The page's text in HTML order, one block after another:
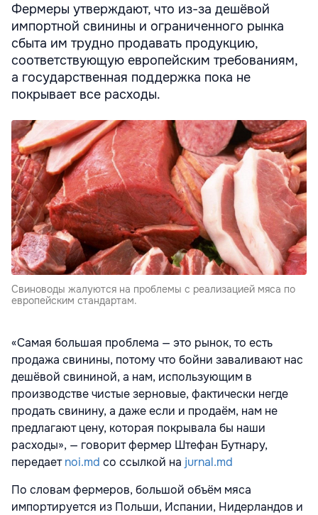
Фермеры утверждают, что из-за дешёвой
импортной свинины и ограниченного рынка
сбыта им трудно продавать продукцию,
соответствующую европейским требованиям,
а государственная поддержка пока не
покрывает все расходы.
Свиноводы жалуются на проблемы с реализацией мяса по
европейским стандартам.
«Самая большая проблема — это рынок, то есть
продажа свинины, потому что бойни заваливают нас
дешёвой свининой, а нам, использующим в
производстве чистые зерновые, фактически негде
продать свинину, а даже если и продаём, нам не
предлагают цену, которая покрывала бы наши
расходы», — говорит фермер Штефан Бутнару,
передаетnoi.md со ссылкой на jurnal.md
По словам фермеров, большой объём мяса
импортируется из Польши, Испании, Нидерландов и